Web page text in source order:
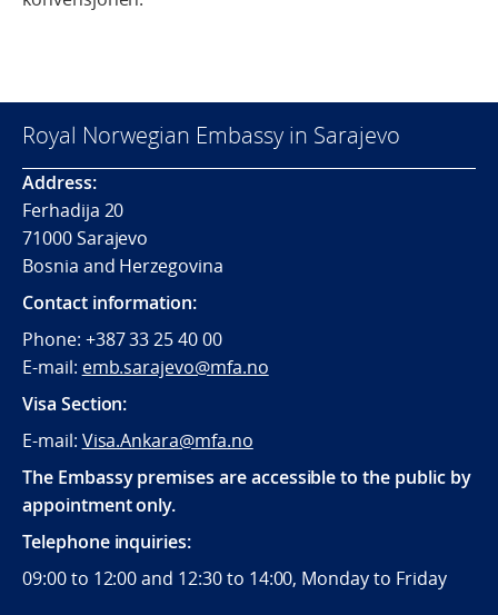
Royal Norwegian Embassy in Sarajevo
Address:
Ferhadija 20
71000 Sarajevo
Bosnia and Herzegovina
Contact information:
Phone: +387 33 25 40 00
E-mail: emb.sarajevo@mfa.no
Visa Section:
E-mail: Visa.Ankara@mfa.no
The Embassy premises are accessible to the public by
appointment only.
Telephone inquiries:
09:00 to 12:00 and 12:30 to 14:00, Monday to Friday